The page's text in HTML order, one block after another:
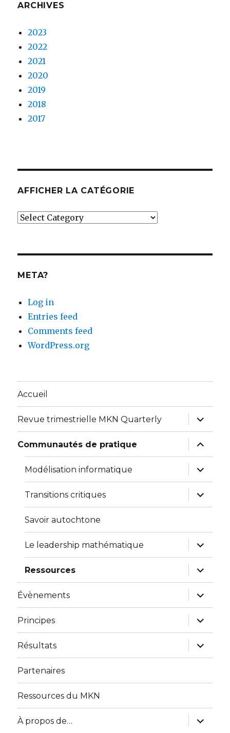
ARCHIVES
2023
2022
2021
2020
2019
2018
2017
AFFICHER LA CATÉGORIE
Afficher
META?
Log in
Entries feed
Comments feed
WordPress.org
Accueil
Revue trimestrielle MKN Quarterly
expand
child
menu
Communautés de pratique
expand
child
menu
Modélisation informatique
expand
child
menu
Transitions critiques
expand
child
menu
Savoir autochtone
Le leadership mathématique
expand
child
menu
Ressources
expand
child
menu
Évènements
expand
child
menu
Principes
expand
child
menu
Résultats
expand
child
menu
Partenaires
Ressources du MKN
À propos de…
expand
child